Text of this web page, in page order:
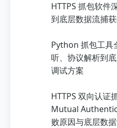
HTTPS 抓包软件
到底层数据流捕
Python 抓包工具
听、协议解析到
调试方案
HTTPS 双向认证
Mutual
败原因与底层数